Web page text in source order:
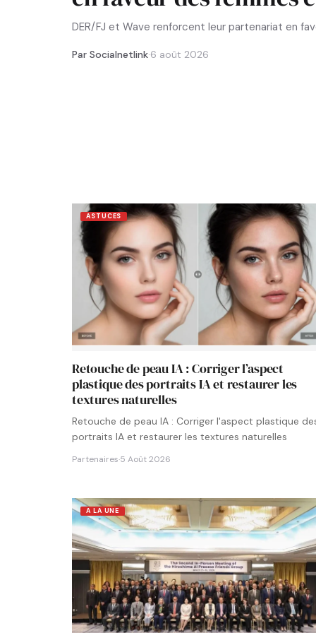
DER/FJ et Wave renforcent leur partenariat en
Par Socialnetlink·6 août 2026
ASTUCES
Retouche de peau IA : Corriger l’aspect
plastique des portraits IA et restaurer les
textures naturelles
Retouche de peau IA : Corriger l'aspect plastique
portraits IA et restaurer les textures naturelles
Partenaires·5 Août 2026
A LA UNE